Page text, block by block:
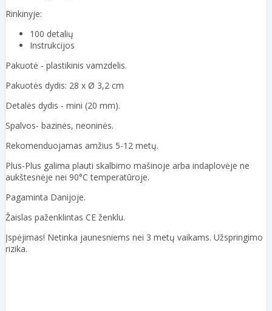
Rinkinyje:
100 detalių
Instrukcijos
Pakuotė - plastikinis vamzdelis.
Pakuotės dydis: 28 x Ø 3,2 cm
Detalės dydis - mini (20 mm).
Spalvos- bazinės, neoninės.
Rekomenduojamas amžius 5-12 metų.
Plus-Plus galima plauti skalbimo mašinoje arba indaplovėje ne
aukštesnėje nei 90°C temperatūroje.
Pagaminta Danijoje.
Žaislas paženklintas CE ženklu.
Įspėjimas! Netinka jaunesniems nei 3 metų vaikams. Užspringimo
rizika.